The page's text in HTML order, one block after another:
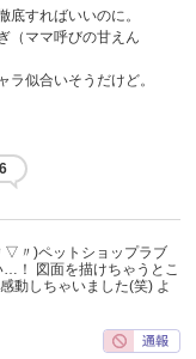
すればいいのに。
（ママ呼びの甘えん
似合いそうだけど。
▽〃)ペットショップラブ
！ 図面を描けちゃうとこ
動しちゃいました(笑) よ